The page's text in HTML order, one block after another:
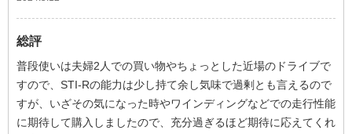
総評
普段使いは夫婦2人での買い物やちょっとした近場のドライブで
すので、STI-Rの能力は少し持て余し気味で過剰とも言えるので
すが、いざその気になった時やワインディングなどでの走行性能
に期待して購入しましたので、充分過ぎるほど期待に応えてくれ